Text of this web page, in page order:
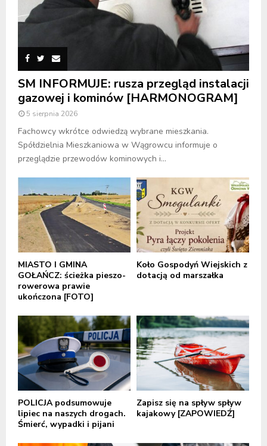
SM INFORMUJE: rusza przegląd instalacji
gazowej i kominów [HARMONOGRAM]
5 sierpnia 2026
Fachowcy wkrótce odwiedzą wybrane mieszkania.
Spółdzielnia Mieszkaniowa w Wągrowcu informuje o
przeglądzie przewodów kominowych i...
MIASTO I GMINA
GOŁAŃCZ: ścieżka pieszo-
rowerowa prawie
ukończona [FOTO]
Koło Gospodyń Wiejskich z
dotacją od marszałka
POLICJA podsumowuje
lipiec na naszych drogach.
Śmierć, wypadki i pijani
Zapisz się na spływ spływ
kajakowy [ZAPOWIEDŹ]